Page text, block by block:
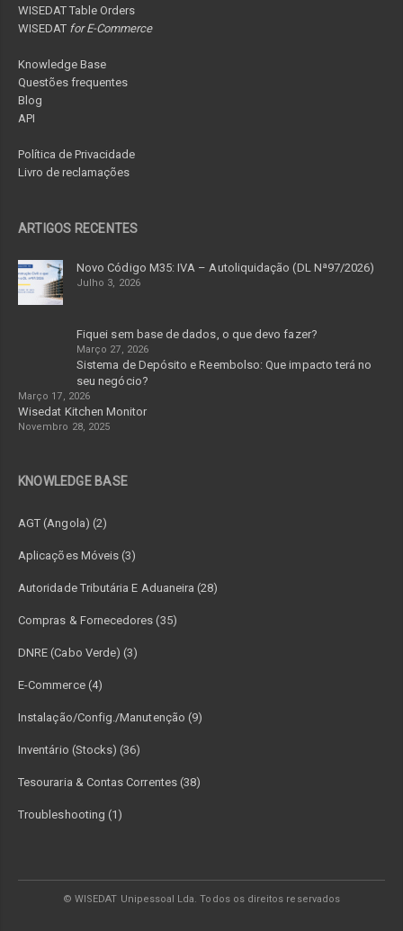
WISEDAT Table Orders
WISEDAT for E-Commerce
Knowledge Base
Questões frequentes
Blog
API
Política de Privacidade
Livro de reclamações
ARTIGOS RECENTES
Novo Código M35: IVA – Autoliquidação (DL Nª97/2026)
Julho 3, 2026
Fiquei sem base de dados, o que devo fazer?
Março 27, 2026
Sistema de Depósito e Reembolso: Que impacto terá no
seu negócio?
Março 17, 2026
Wisedat Kitchen Monitor
Novembro 28, 2025
KNOWLEDGE BASE
AGT (Angola) (2)
Aplicações Móveis (3)
Autoridade Tributária E Aduaneira (28)
Compras & Fornecedores (35)
DNRE (Cabo Verde) (3)
E-Commerce (4)
Instalação/Config./Manutenção (9)
Inventário (Stocks) (36)
Tesouraria & Contas Correntes (38)
Troubleshooting (1)
© WISEDAT Unipessoal Lda. Todos os direitos reservados